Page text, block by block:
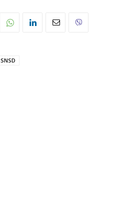
SNSD